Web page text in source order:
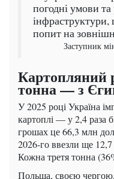
погодні умови
попит на
Заступник
Картопляний
тонна — з
У 2025 році Україна
картоплі — у 2,4 раза
грошах це 66,3 млн
2026-го ввезли ще
Кожна третя тонна
Польща, своєю чергою,